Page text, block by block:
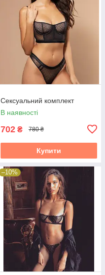
Сексуальний комплект
В наявності
702 ₴ 780 ₴
Купити
–10%